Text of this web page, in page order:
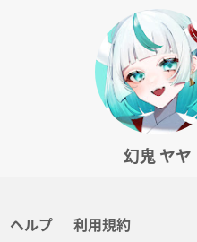
幻鬼 ヤヤ
ヘルプ 利用規約